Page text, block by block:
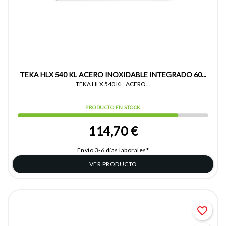
TEKA HLX 540 KL ACERO INOXIDABLE INTEGRADO 60...
TEKA HLX 540 KL, ACERO...
PRODUCTO EN STOCK
114,70 €
Envío 3-6 días laborales*
VER PRODUCTO
favorite_border